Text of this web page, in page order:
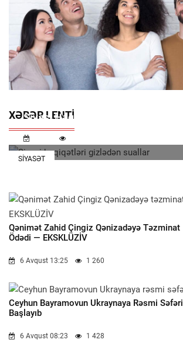
XƏBƏR LENTI
SIYASƏT
Siyasi Həqiqətləri Gizlədən Suallar
Qənimət Zahid Çingiz Qənizadəyə Təzminat
Ödədi — EKSKLÜZİV
6 Avqust 13:25 1 260
Ceyhun Bayramovun Ukraynaya Rəsmi Səfəri
Başlayıb
6 Avqust 08:23 1 428